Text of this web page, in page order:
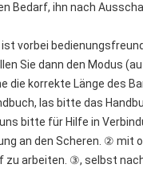
Bedarf, ihn nach
ist vorbei
Sie dann den Modus
die korrekte Länge des
las bitte das
bitte für Hilfe in
an den Scheren. ②
arbeiten. ③, selbst